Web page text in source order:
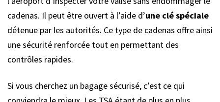
cadenas. Il peut être ouvert à l’aide d’une clé spéciale
détenue par les autorités. Ce type de cadenas offre ainsi
une sécurité renforcée tout en permettant des
contrôles rapides.
Si vous cherchez un bagage sécurisé, c’est ce qui